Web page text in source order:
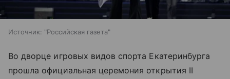
Источник: "Российская газета"
Во дворце игровых видов спорта Екатеринбурга
прошла официальная церемония открытия II